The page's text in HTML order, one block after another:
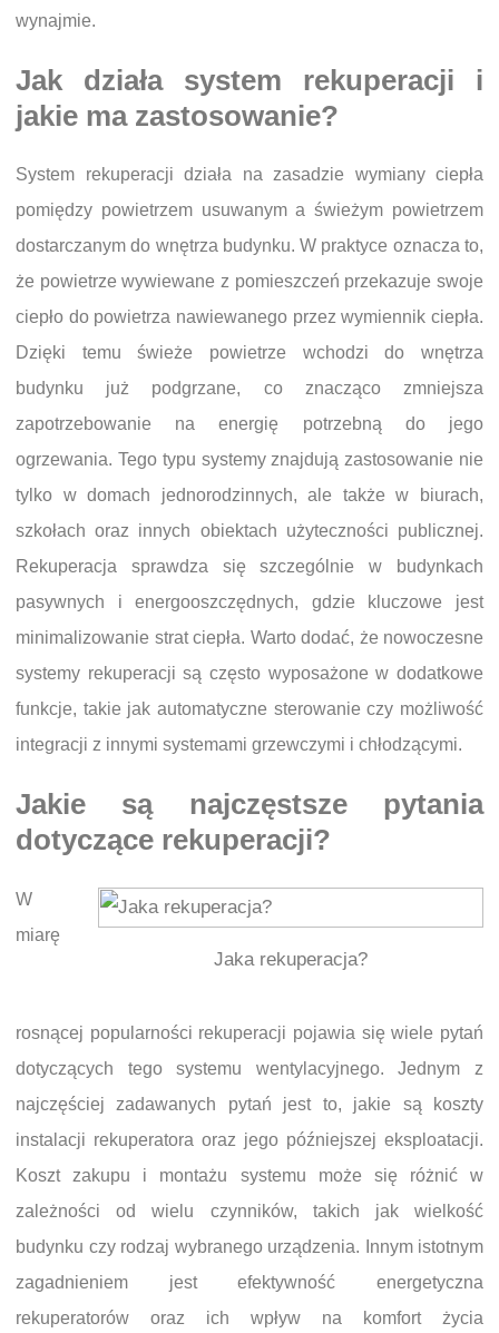
wynajmie.
Jak działa system rekuperacji i
jakie ma zastosowanie?
System rekuperacji działa na zasadzie wymiany ciepła
pomiędzy powietrzem usuwanym a świeżym powietrzem
dostarczanym do wnętrza budynku. W praktyce oznacza to,
że powietrze wywiewane z pomieszczeń przekazuje swoje
ciepło do powietrza nawiewanego przez wymiennik ciepła.
Dzięki temu świeże powietrze wchodzi do wnętrza
budynku już podgrzane, co znacząco zmniejsza
zapotrzebowanie na energię potrzebną do jego
ogrzewania. Tego typu systemy znajdują zastosowanie nie
tylko w domach jednorodzinnych, ale także w biurach,
szkołach oraz innych obiektach użyteczności publicznej.
Rekuperacja sprawdza się szczególnie w budynkach
pasywnych i energooszczędnych, gdzie kluczowe jest
minimalizowanie strat ciepła. Warto dodać, że nowoczesne
systemy rekuperacji są często wyposażone w dodatkowe
funkcje, takie jak automatyczne sterowanie czy możliwość
integracji z innymi systemami grzewczymi i chłodzącymi.
Jakie są najczęstsze pytania
dotyczące rekuperacji?
Jaka rekuperacja?
W
miarę
rosnącej popularności rekuperacji pojawia się wiele pytań
dotyczących tego systemu wentylacyjnego. Jednym z
najczęściej zadawanych pytań jest to, jakie są koszty
instalacji rekuperatora oraz jego późniejszej eksploatacji.
Koszt zakupu i montażu systemu może się różnić w
zależności od wielu czynników, takich jak wielkość
budynku czy rodzaj wybranego urządzenia. Innym istotnym
zagadnieniem jest efektywność energetyczna
rekuperatorów oraz ich wpływ na komfort życia